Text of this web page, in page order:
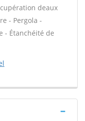
deaux
- Pergola -
- Étanchéité de